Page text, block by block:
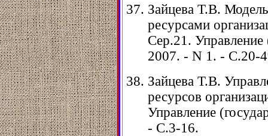
Зайцева Т.В.
ресурсами
Сер.21.
2007. - N 1. - С.20-
Зайцева Т.В.
ресурсов
Управление
- С.3-16.